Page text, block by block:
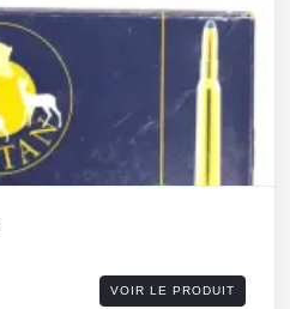
VOIR LE PRODUIT